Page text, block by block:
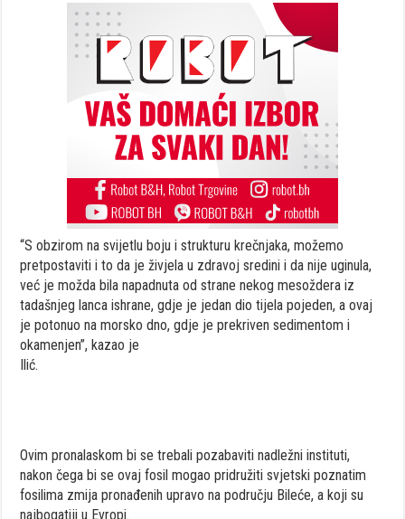
“S obzirom na svijetlu boju i strukturu krečnjaka, možemo
pretpostaviti i to da je živjela u zdravoj sredini i da nije uginula,
već je možda bila napadnuta od strane nekog mesoždera iz
tadašnjeg lanca ishrane, gdje je jedan dio tijela pojeden, a ovaj
je potonuo na morsko dno, gdje je prekriven sedimentom i
okamenjen”, kazao je
Ilić.
Ovim pronalaskom bi se trebali pozabaviti nadležni instituti,
nakon čega bi se ovaj fosil mogao pridružiti svjetski poznatim
fosilima zmija pronađenih upravo na području Bileće, a koji su
najbogatiji u Evropi.